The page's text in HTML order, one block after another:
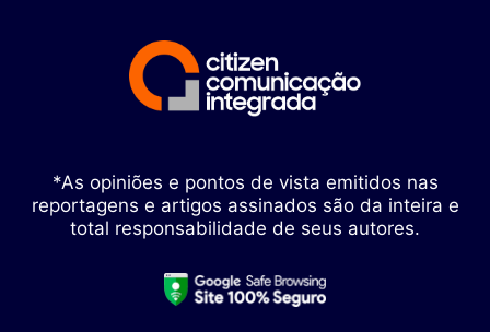
*As opiniões e pontos de vista emitidos nas
reportagens e artigos assinados são da inteira e
total responsabilidade de seus autores.